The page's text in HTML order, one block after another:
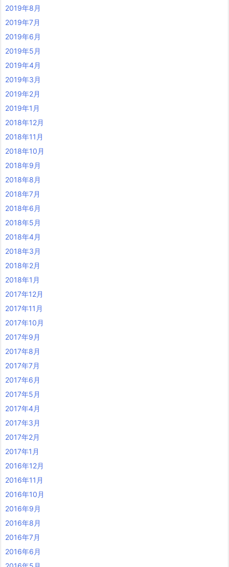
2019年8月
2019年7月
2019年6月
2019年5月
2019年4月
2019年3月
2019年2月
2019年1月
2018年12月
2018年11月
2018年10月
2018年9月
2018年8月
2018年7月
2018年6月
2018年5月
2018年4月
2018年3月
2018年2月
2018年1月
2017年12月
2017年11月
2017年10月
2017年9月
2017年8月
2017年7月
2017年6月
2017年5月
2017年4月
2017年3月
2017年2月
2017年1月
2016年12月
2016年11月
2016年10月
2016年9月
2016年8月
2016年7月
2016年6月